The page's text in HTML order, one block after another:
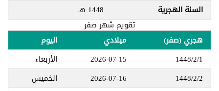
السنة الهجرية
1448 هـ
تقويم شهر صفر
هجري (صفر)
ميلادي
اليوم
1448/2/1
2026-07-15
الأربعاء
1448/2/2
2026-07-16
الخميس